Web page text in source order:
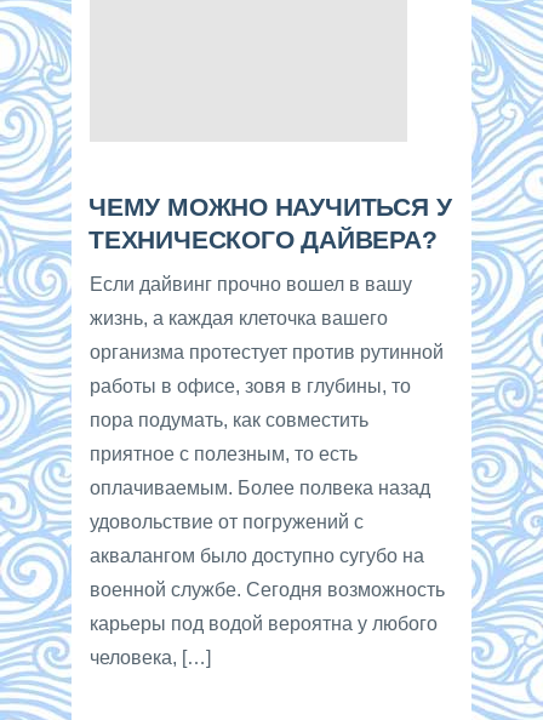
ЧЕМУ МОЖНО НАУЧИТЬСЯ У
ТЕХНИЧЕСКОГО ДАЙВЕРА?
Если дайвинг прочно вошел в вашу
жизнь, а каждая клеточка вашего
организма протестует против рутинной
работы в офисе, зовя в глубины, то
пора подумать, как совместить
приятное с полезным, то есть
оплачиваемым. Более полвека назад
удовольствие от погружений с
аквалангом было доступно сугубо на
военной службе. Сегодня возможность
карьеры под водой вероятна у любого
человека, […]